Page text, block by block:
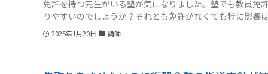
免許を持つ先生がいる塾が気になりました。塾でも教員
りやすいのでしょうか？それとも免許がなくても特に影響
2025年1月20日 講師